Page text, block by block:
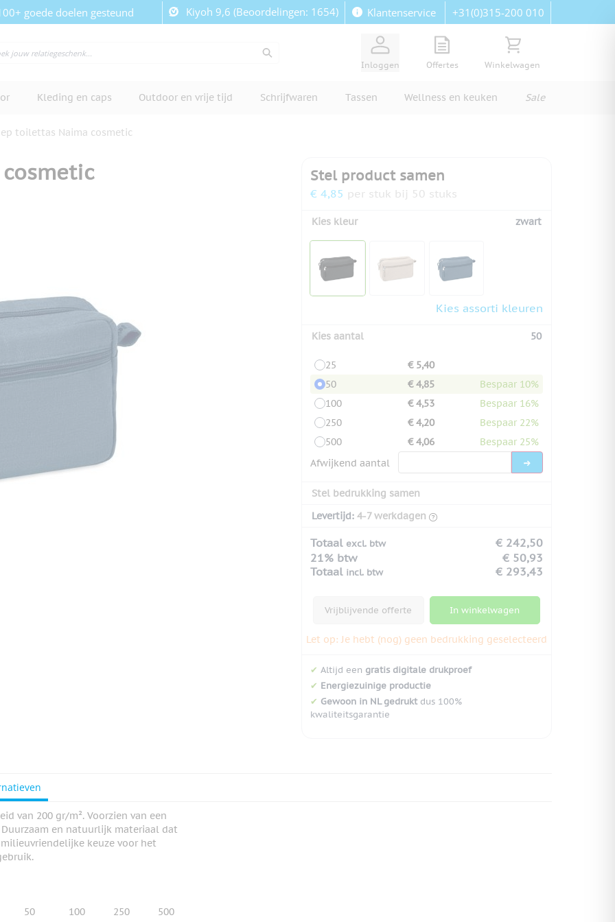
goede doelen gesteund Kiyoh 9,6 (Beoordelingen: 1654) Klantenservice +31(0)315-200 010
Inloggen
View quote, Quote is empty
Offertes
Bekijk winkelwagen,
Winkelwagen
Kleding en caps Outdoor en vrije tijd Schrijfwaren Tassen Wellness en keuken Sale
toilettas Naima cosmetic
Stel product samen
€ 4,85 per stuk bij 50 stuks
Kies kleur zwart
Kies assorti kleuren
Kies aantal 50
25
€ 5,40
50
€ 4,85
Bespaar 10%
100
€ 4,53
Bespaar 16%
250
€ 4,20
Bespaar 22%
500
€ 4,06
Bespaar 25%
Afwijkend aantal
Stel bedrukking samen
Levertijd: 4-7 werkdagen
Totaal excl. btw
€ 242,50
21% btw
€ 50,93
Totaal incl. btw € 293,43
Vrijblijvende offerte In winkelwagen
Let op: Je hebt (nog) geen bedrukking geselecteerd
✔ Altijd een gratis digitale drukproef
✔ Energiezuinige productie
✔ Gewoon in NL gedruktdus 100%
kwaliteitsgarantie
van 200 gr/m². Voorzien van een
en natuurlijk materiaal dat
keuze voor het
50 100 250 500